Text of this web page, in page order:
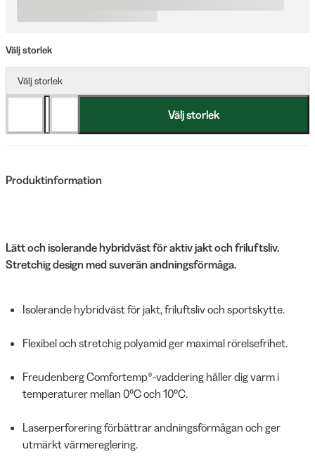
Välj storlek
Välj storlek
Välj storlek
Produktinformation
Lätt och isolerande hybridväst för aktiv jakt och friluftsliv.
Stretchig design med suverän andningsförmåga.
Isolerande hybridväst för jakt, friluftsliv och sportskytte.
Flexibel och stretchig polyamid ger maximal rörelsefrihet.
Freudenberg Comfortemp®-vaddering håller dig varm i
temperaturer mellan 0°C och 10°C.
Laserperforering förbättrar andningsförmågan och ger
utmärkt värmereglering.